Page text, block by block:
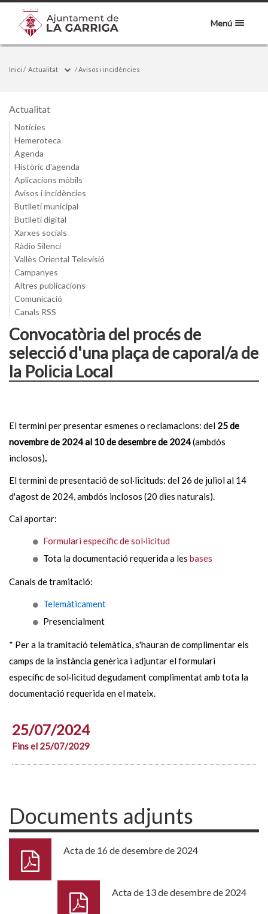
Menú
Inici / Actualitat /Avisos i incidències
Actualitat
Notícies
Hemeroteca
Agenda
Històric d'agenda
Aplicacions mòbils
Avisos i incidències
Butlletí municipal
Butlletí digital
Xarxes socials
Ràdio Silenci
Vallès Oriental Televisió
Campanyes
Altres publicacions
Comunicació
Canals RSS
Convocatòria del procés de
selecció d'una plaça de caporal/a de
la Policia Local
El termini per presentar esmenes o reclamacions: del 25 de
novembre de 2024 al 10 de desembre de 2024(ambdós
inclosos).
El termini de presentació de sol·licituds: del 26 de juliol al 14
d'agost de 2024, ambdós inclosos (20 dies naturals).
Cal aportar:
Formulari específic de sol·licitud
Tota la documentació requerida a les bases
Canals de tramitació:
Telemàticament
Presencialment
* Per a la tramitació telemàtica, s'hauran de complimentar els
camps de la instància genèrica i adjuntar el formulari
específic de sol·licitud degudament complimentat amb tota la
documentació requerida en el mateix.
25/07/2024
Fins el 25/07/2029
Documents adjunts
Acta de 16 de desembre de 2024
Acta de 13 de desembre de 2024